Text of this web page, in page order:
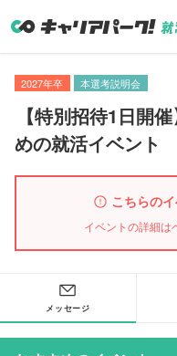
2027年卒 本選考説明会
【特別招待1日開催
めの就活イベント
こちらの
イベントの詳細は
メッセージ